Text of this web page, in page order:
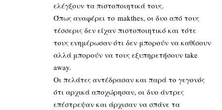
ελέγξουν τα πιστοποιητικά τους.
Όπως αναφέρει το makthes, oι δυο από τους
τέσσερις δεν είχαν πιστοποιητικό και τότε
τους ενημέρωσαν ότι δεν μπορούν να καθίσουν
αλλά μπορούν να τους εξυπηρετήσουν take
away.
Οι πελάτες αντέδρασαν και παρά το γεγονός
ότι αρχικά αποχώρησαν, οι δυο άντρες
επέστρεψαν και άρχισαν να σπάνε τα